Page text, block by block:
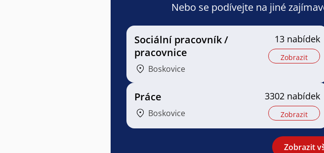
Nebo se podívejte na jiné
Sociální pracovník /
pracovnice
Boskovice
13 nabídek
Zobrazit
Práce
Boskovice
3302 nabídek
Zobrazit
Zobrazit